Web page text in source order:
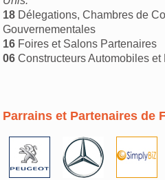
18 Délegations, Chambres de
Gouvernementales
16 Foires et Salons Partenaires
06 Constructeurs Automobiles
Parrains et Partenaires de